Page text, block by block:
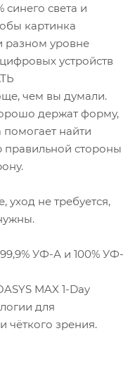
синего света и
картинка
разном уровне
устройств
чем вы думали.
держат форму,
помогает найти
правильной стороны
уход не требуется,
УФ-А и 100% УФ-
MAX 1-Day
для
зрения.